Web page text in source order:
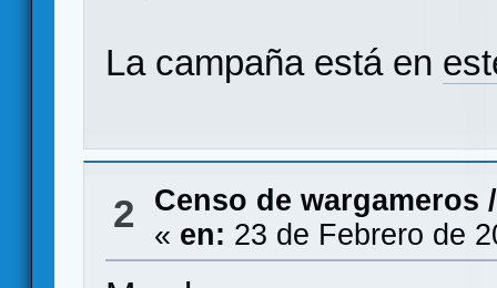
La campaña está en
2 Censo de wargameros
« en: 23 de Febrero de